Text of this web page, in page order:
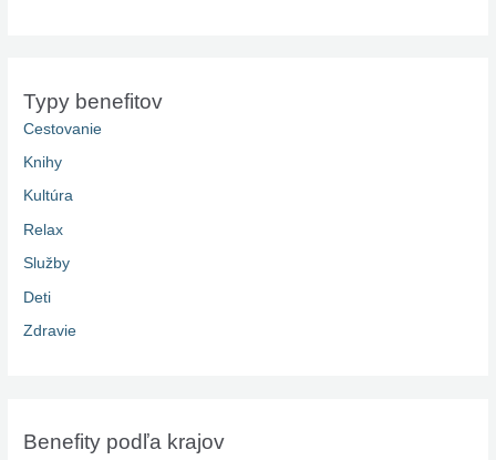
Typy benefitov
Cestovanie
Knihy
Kultúra
Relax
Služby
Deti
Zdravie
Benefity podľa krajov